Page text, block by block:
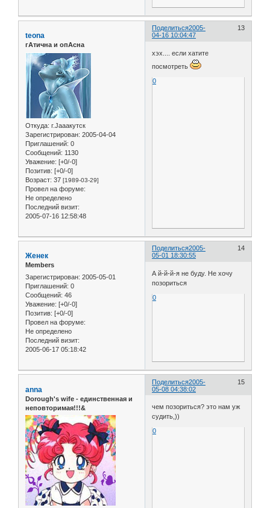
Поделиться 13
2005-
04-16 10:04:47
teona
гАтична и опАсна
Откуда: г.Jaaaкутск
Зарегистрирован: 2005-04-04
Приглашений: 0
Сообщений: 1130
Уважение: [+0/-0]
Позитив: [+0/-0]
Возраст: 37 [1989-03-29]
Провел на форуме:
Не определено
Последний визит:
2005-07-16 12:58:48
хэх.... если хатите
посмотреть
0
Поделиться 14
2005-
05-01 18:30:55
Женек
Members
Зарегистрирован: 2005-05-01
Приглашений: 0
Сообщений: 46
Уважение: [+0/-0]
Позитив: [+0/-0]
Провел на форуме:
Не определено
Последний визит:
2005-06-17 05:18:42
А й-й-й-я не буду. Не хочу
позориться
0
Поделиться 15
2005-
05-08 04:38:02
anna
Dorough's wife - единственная и
неповторимая!!!&
чем позориться? это нам уж
судить,))
0